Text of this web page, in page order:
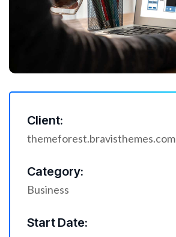
Client:
themeforest.bravisthemes.com
Category:
Business
Start Date: